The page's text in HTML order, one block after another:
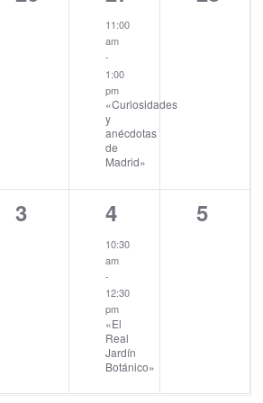
evento,
11:00
am
-
1:00
pm
«Curiosidades
y
anécdotas
de
Madrid»
0
3
1
evento,
4
10:30
am
-
12:30
pm
«El
Real
Jardín
Botánico»
0
5